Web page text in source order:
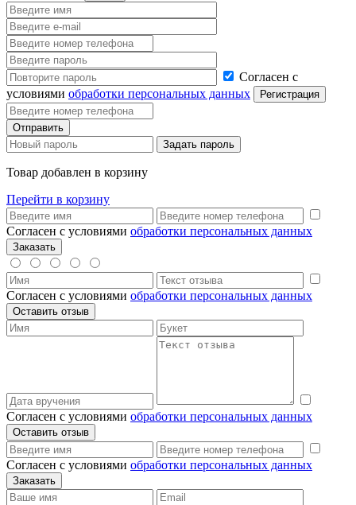
Согласен с
условиями обработки персональных данных
Товар добавлен в корзину
Перейти в корзину
Согласен с условиями обработки персональных данных
Согласен с условиями обработки персональных данных
Согласен с условиями обработки персональных данных
Согласен с условиями обработки персональных данных